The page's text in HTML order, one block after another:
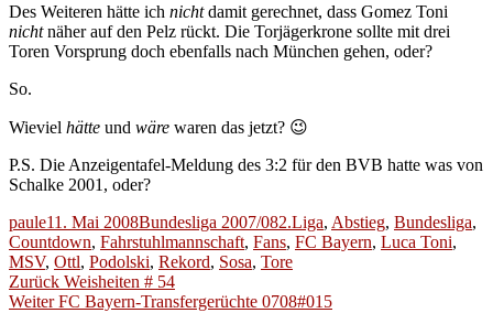
Des Weiteren hätte ich nichtdamit gerechnet, dass Gomez Toni
nichtnäher auf den Pelz rückt. Die Torjägerkrone sollte mit drei
Toren Vorsprung doch ebenfalls nach München gehen, oder?
So.
Wieviel hätte und wäre waren das jetzt? 😉
P.S. Die Anzeigentafel-Meldung des 3:2 für den BVB hatte was von
Schalke 2001, oder?
Autor
pauleVeröffentlicht
am
11. Mai 2008Kategorien
Bundesliga 2007/08Schlagwörter
2.Liga, Abstieg, Bundesliga,
Countdown, Fahrstuhlmannschaft, Fans, FC Bayern, Luca Toni,
MSV, Ottl, Podolski, Rekord, Sosa, Tore
Beitragsnavigation
Zurück Vorheriger
Beitrag:
Weisheiten # 54
Weiter Nächster
FC Bayern-Transfergerüchte 0708#015